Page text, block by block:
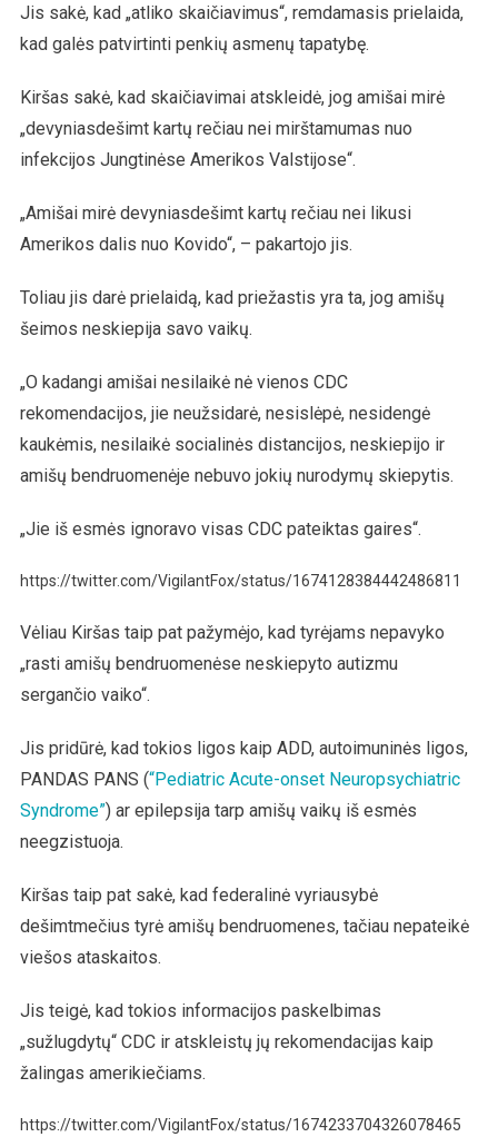
Jis sakė, kad „atliko skaičiavimus“, remdamasis prielaida,
kad galės patvirtinti penkių asmenų tapatybę.
Kiršas sakė, kad skaičiavimai atskleidė, jog amišai mirė
„devyniasdešimt kartų rečiau nei mirštamumas nuo
infekcijos Jungtinėse Amerikos Valstijose“.
„Amišai mirė devyniasdešimt kartų rečiau nei likusi
Amerikos dalis nuo Kovido“, – pakartojo jis.
Toliau jis darė prielaidą, kad priežastis yra ta, jog amišų
šeimos neskiepija savo vaikų.
„O kadangi amišai nesilaikė nė vienos CDC
rekomendacijos, jie neužsidarė, nesislėpė, nesidengė
kaukėmis, nesilaikė socialinės distancijos, neskiepijo ir
amišų bendruomenėje nebuvo jokių nurodymų skiepytis.
„Jie iš esmės ignoravo visas CDC pateiktas gaires“.
https://twitter.com/VigilantFox/status/1674128384442486811
Vėliau Kiršas taip pat pažymėjo, kad tyrėjams nepavyko
„rasti amišų bendruomenėse neskiepyto autizmu
sergančio vaiko“.
Jis pridūrė, kad tokios ligos kaip ADD, autoimuninės ligos,
PANDAS PANS (“Pediatric Acute-onset Neuropsychiatric
Syndrome”) ar epilepsija tarp amišų vaikų iš esmės
neegzistuoja.
Kiršas taip pat sakė, kad federalinė vyriausybė
dešimtmečius tyrė amišų bendruomenes, tačiau nepateikė
viešos ataskaitos.
Jis teigė, kad tokios informacijos paskelbimas
„sužlugdytų“ CDC ir atskleistų jų rekomendacijas kaip
žalingas amerikiečiams.
https://twitter.com/VigilantFox/status/1674233704326078465